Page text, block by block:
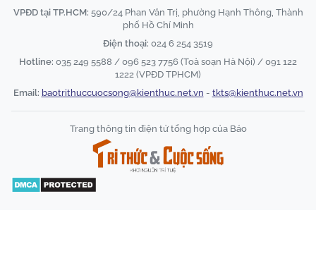
VPĐD tại TP.HCM: 590/24 Phan Văn Trị, phường Hạnh Thông, Thành
phố Hồ Chí Minh
Điện thoại: 024 6 254 3519
Hotline: 035 249 5588 / 096 523 7756 (Toà soạn Hà Nội) / 091 122
1222 (VPĐD TPHCM)
Email: baotrithuccuocsong@kienthuc.net.vn - tkts@kienthuc.net.vn
Trang thông tin điện tử tổng hợp của Báo